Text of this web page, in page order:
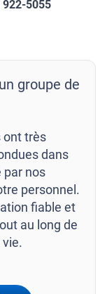
groupe de
ont très
dans
par nos
personnel.
fiable et
au long de
5055